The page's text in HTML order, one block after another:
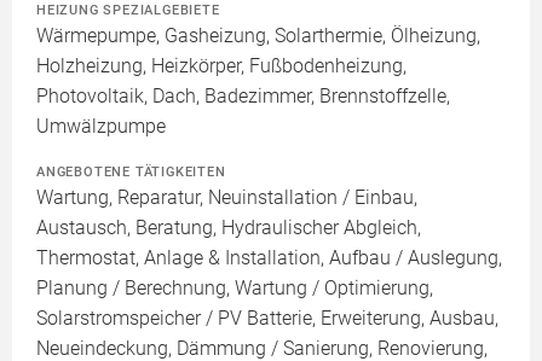
HEIZUNG SPEZIALGEBIETE
Wärmepumpe, Gasheizung, Solarthermie, Ölheizung,
Holzheizung, Heizkörper, Fußbodenheizung,
Photovoltaik, Dach, Badezimmer, Brennstoffzelle,
Umwälzpumpe
ANGEBOTENE TÄTIGKEITEN
Wartung, Reparatur, Neuinstallation / Einbau,
Austausch, Beratung, Hydraulischer Abgleich,
Thermostat, Anlage & Installation, Aufbau / Auslegung,
Planung / Berechnung, Wartung / Optimierung,
Solarstromspeicher / PV Batterie, Erweiterung, Ausbau,
Neueindeckung, Dämmung / Sanierung, Renovierung,